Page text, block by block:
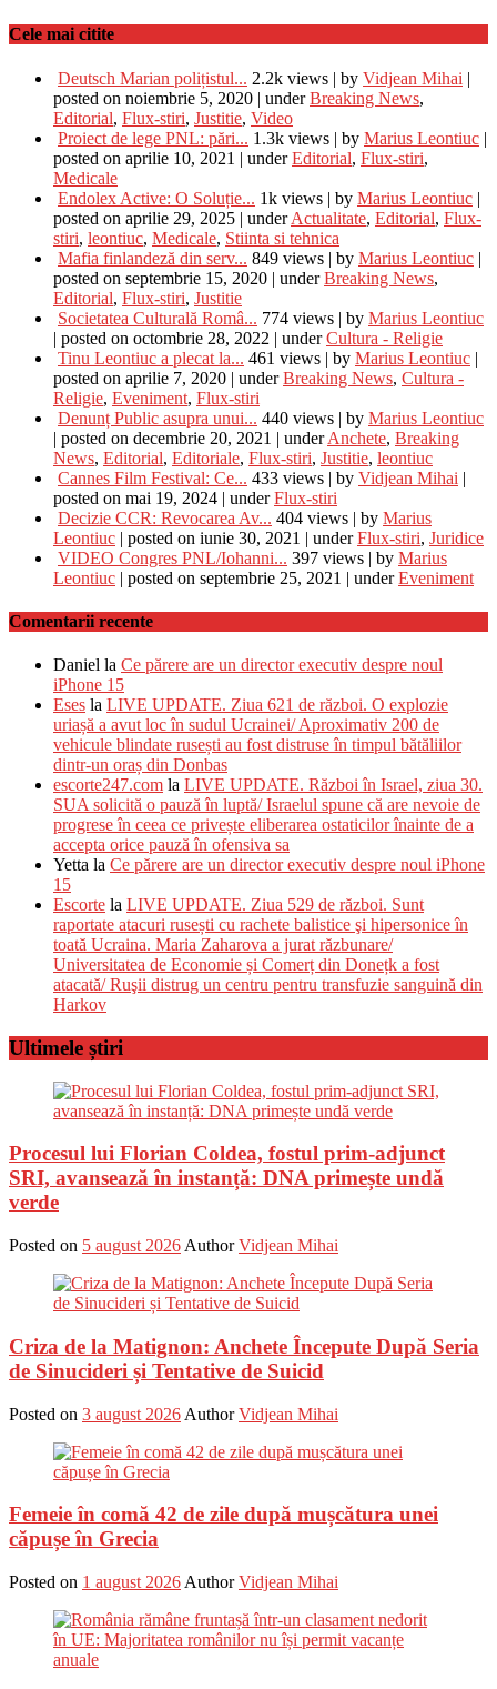
Cele mai citite
Deutsch Marian polițistul... 2.2k views | by Vidjean Mihai |
posted on noiembrie 5, 2020 | underBreaking News,
Editorial, Flux-stiri, Justitie, Video
Proiect de lege PNL: pări... 1.3k views | by Marius Leontiuc |
posted on aprilie 10, 2021 | underEditorial, Flux-stiri,
Medicale
Endolex Active: O Soluție... 1k views | by Marius Leontiuc |
posted on aprilie 29, 2025 | underActualitate, Editorial, Flux-
stiri, leontiuc, Medicale, Stiinta si tehnica
Mafia finlandeză din serv... 849 views | by Marius Leontiuc |
posted on septembrie 15, 2020 | underBreaking News,
Editorial, Flux-stiri, Justitie
Societatea Culturală Româ... 774 views | by Marius Leontiuc
| posted on octombrie 28, 2022 | underCultura - Religie
Tinu Leontiuc a plecat la... 461 views | by Marius Leontiuc |
posted on aprilie 7, 2020 | underBreaking News, Cultura -
Religie, Eveniment, Flux-stiri
Denunț Public asupra unui... 440 views | by Marius Leontiuc
| posted on decembrie 20, 2021 | underAnchete, Breaking
News, Editorial, Editoriale, Flux-stiri, Justitie, leontiuc
Cannes Film Festival: Ce... 433 views | by Vidjean Mihai |
posted on mai 19, 2024 | underFlux-stiri
Decizie CCR: Revocarea Av... 404 views | by Marius
Leontiuc | posted on iunie 30, 2021 | underFlux-stiri, Juridice
VIDEO Congres PNL/Iohanni... 397 views | by Marius
Leontiuc | posted on septembrie 25, 2021 | underEveniment
Comentarii recente
Daniel la Ce părere are un director executiv despre noul
iPhone 15
Eses la LIVE UPDATE. Ziua 621 de război. O explozie
uriașă a avut loc în sudul Ucrainei/ Aproximativ 200 de
vehicule blindate rusești au fost distruse în timpul bătăliilor
dintr-un oraș din Donbas
escorte247.com la LIVE UPDATE. Război în Israel, ziua 30.
SUA solicită o pauză în luptă/ Israelul spune că are nevoie de
progrese în ceea ce privește eliberarea ostaticilor înainte de a
accepta orice pauză în ofensiva sa
Yetta la Ce părere are un director executiv despre noul iPhone
15
Escorte la LIVE UPDATE. Ziua 529 de război. Sunt
raportate atacuri rusești cu rachete balistice şi hipersonice în
toată Ucraina. Maria Zaharova a jurat răzbunare/
Universitatea de Economie și Comerț din Donețk a fost
atacată/ Ruşii distrug un centru pentru transfuzie sanguină din
Harkov
Ultimele știri
Procesul lui Florian Coldea, fostul prim-adjunct
SRI, avansează în instanță: DNA primește undă
verde
Posted on 5 august 2026 Author Vidjean Mihai
Criza de la Matignon: Anchete Începute După Seria
de Sinucideri și Tentative de Suicid
Posted on 3 august 2026 Author Vidjean Mihai
Femeie în comă 42 de zile după mușcătura unei
căpușe în Grecia
Posted on 1 august 2026 Author Vidjean Mihai